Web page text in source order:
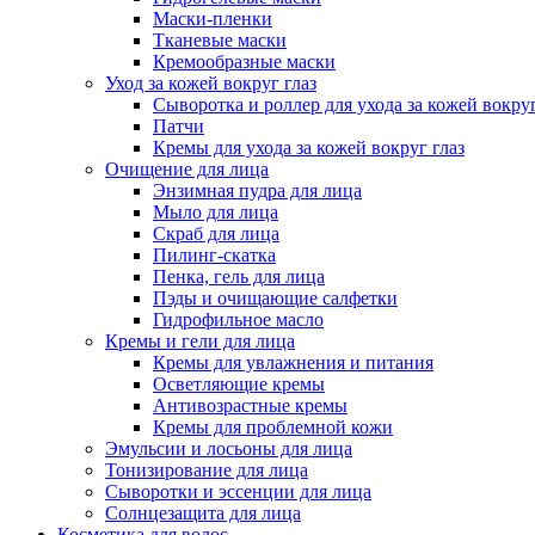
Маски-пленки
Тканевые маски
Кремообразные маски
Уход за кожей вокруг глаз
Сыворотка и роллер для ухода за кожей
Патчи
Кремы для ухода за кожей вокруг глаз
Очищение для лица
Энзимная пудра для лица
Мыло для лица
Скраб для лица
Пилинг-скатка
Пенка, гель для лица
Пэды и очищающие салфетки
Гидрофильное масло
Кремы и гели для лица
Кремы для увлажнения и питания
Осветляющие кремы
Антивозрастные кремы
Кремы для проблемной кожи
Эмульсии и лосьоны для лица
Тонизирование для лица
Сыворотки и эссенции для лица
Солнцезащита для лица